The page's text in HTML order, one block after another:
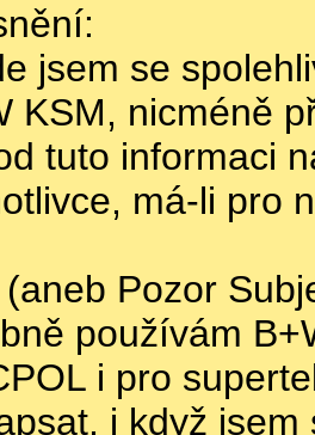
jsem se
KSM, nicméně
tuto informaci
má-li pro
(aneb Pozor
používám
i pro
i když